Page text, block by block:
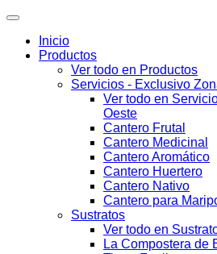
Inicio
Productos
Ver todo en Productos
Servicios - Exclusivo
Ver todo en
Oeste
Cantero Frutal
Cantero Medicinal
Cantero Aromático
Cantero Huertero
Cantero Nativo
Cantero para
Sustratos
Ver todo en
La Compostera de